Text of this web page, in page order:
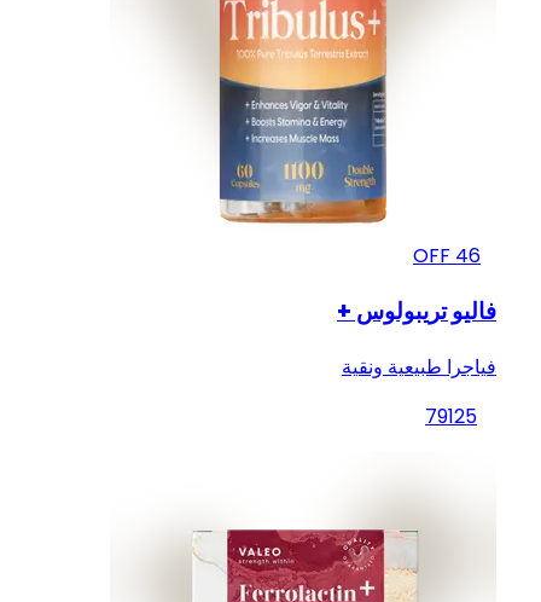
46
فاليو تريبولوس +
فياجرا طبيعية ونقية
79125